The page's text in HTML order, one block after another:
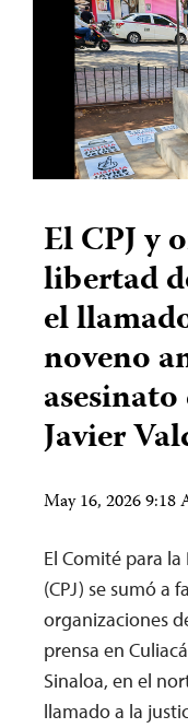
El CPJ y
libertad
el
noveno
Javier
May 16, 2026 9:18
El Comité para
(CPJ) se sumó a
organizaciones
prensa en
Sinaloa, en el
llamado a la